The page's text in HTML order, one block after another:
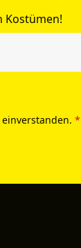
Kostümen!
*